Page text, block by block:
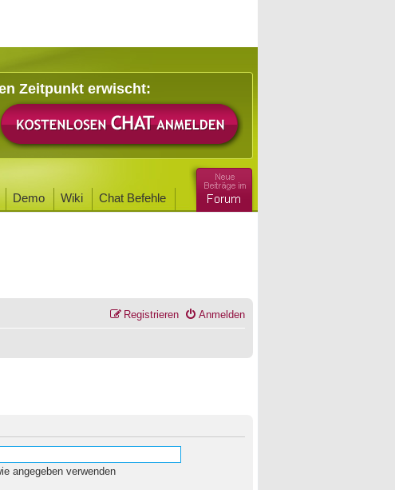
Zeitpunkt erwischt:
Demo Wiki Chat Befehle
Anmelden
Registrieren
angegeben verwenden